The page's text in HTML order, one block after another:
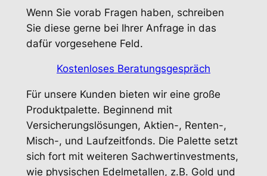
Wenn Sie vorab Fragen haben, schreiben
Sie diese gerne bei Ihrer Anfrage in das
dafür vorgesehene Feld.
Kostenloses Beratungsgespräch
Für unsere Kunden bieten wir eine große
Produktpalette. Beginnend mit
Versicherungslösungen, Aktien-, Renten-,
Misch-, und Laufzeitfonds. Die Palette setzt
sich fort mit weiteren Sachwertinvestments,
wie physischen Edelmetallen, z.B. Gold und